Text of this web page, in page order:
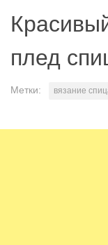
плед
Метки: вязание